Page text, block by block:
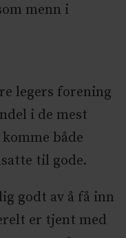
menn i
legers forening
i de mest
både
til gode.
godt av å få inn
er tjent med